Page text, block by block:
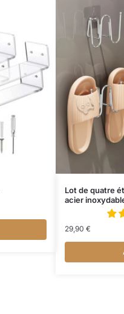
Lot de quatre
acier
29,90 €